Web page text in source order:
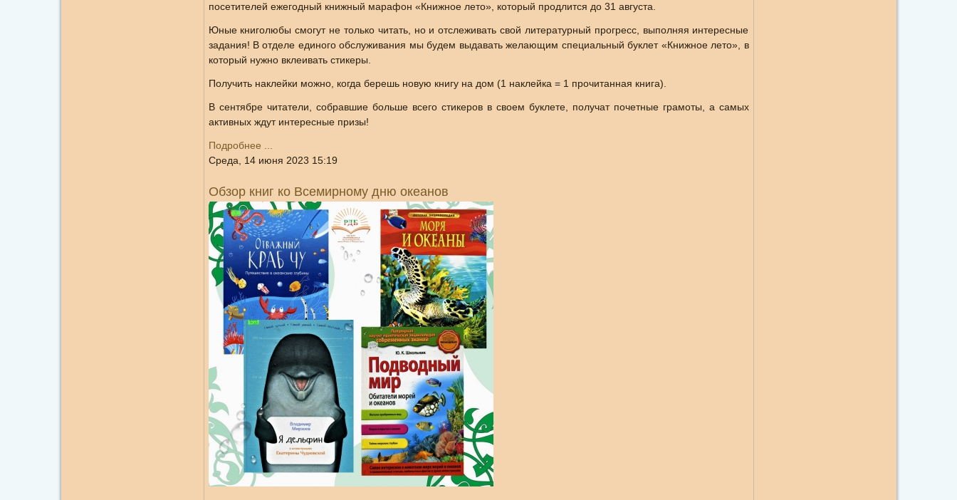
посетителей ежегодный книжный марафон «Книжное лето», который продлится до 31 августа.
Юные книголюбы смогут не только читать, но и отслеживать свой литературный прогресс, выполняя интересные
задания! В отделе единого обслуживания мы будем выдавать желающим специальный буклет «Книжное лето», в
который нужно вклеивать стикеры.
Получить наклейки можно, когда берешь новую книгу на дом (1 наклейка = 1 прочитанная книга).
В сентябре читатели, собравшие больше всего стикеров в своем буклете, получат почетные грамоты, а самых
активных ждут интересные призы!
Подробнее ...
Среда, 14 июня 2023 15:19
Обзор книг ко Всемирному дню океанов